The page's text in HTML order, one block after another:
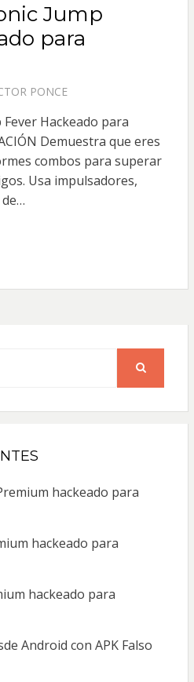
Jump
para
PONCE
Hackeado para
Demuestra que eres
combos para superar
Usa impulsadores,
hackeado para
hackeado para
hackeado para
Android con APK Falso